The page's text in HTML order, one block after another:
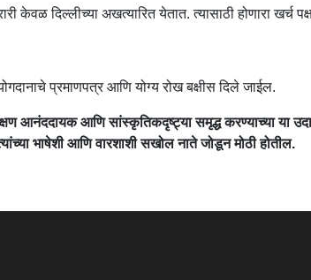
केवळ दिल्लीच्या अखत्यारित येतात. त्यासाठी होणारा खर्च
प्रमाणपत्र आणि योग्य रोख बक्षीस दिले जाईल.
आनंददायक आणि सांस्कृतिकदृष्ट्या समृद्ध करण्याच्या या
भाषेशी आणि वारशाशी सखोल नाते जोडून मोठी होतील.